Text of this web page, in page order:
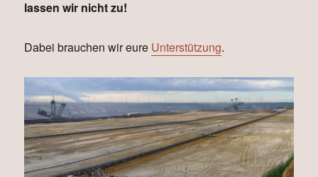
lassen wir nicht zu!
Dabei brauchen wir eure Unterstützung.